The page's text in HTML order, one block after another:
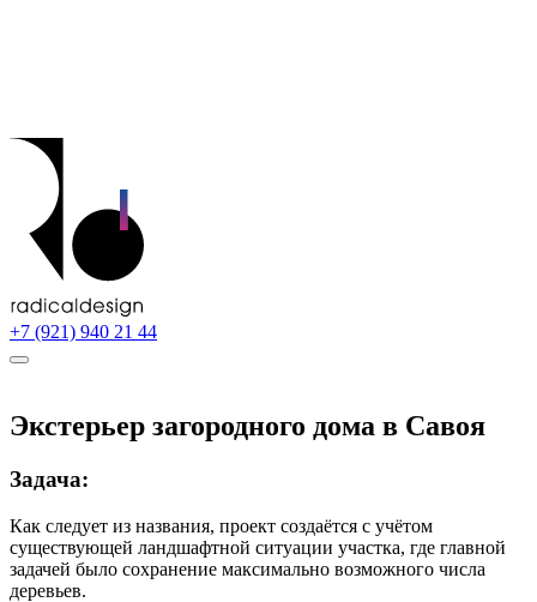
+7 (921) 940 21 44
Экстерьер загородного дома в Савоя
Задача:
Как следует из названия, проект создаётся с учётом
существующей ландшафтной ситуации участка, где главной
задачей было сохранение максимально возможного числа
деревьев.